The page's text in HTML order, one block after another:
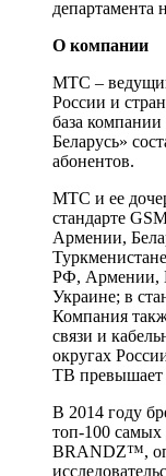
департамента
О компании
МТС –
России и
база
Беларусь»
абонентов.
МТС и ее
стандарте
Армении,
РФ, Армении,
Украине; в
Компания
связи и
округах
ТВ превышает
В 2014 году
топ-100 самых
BRANDZ™,